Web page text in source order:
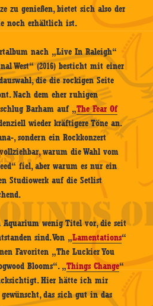
zu genießen, bietet sich also der
noch erhältlich ist.
nach „Live In Raleigh“
West“ (2016) besticht mit einer
die die rockigen Seite
Nach dem eher ruhigen
schlug Barham auf „The Fear Of
wieder kräftigere Töne an.
, sondern ein Rockkonzert
warum die Wahl vom
fiel, aber warum es nur ein
Studiowerk auf die Setlist
Aquarium wenig Titel vor, die seit
sind. Von „Lamentations“
Favoriten „The Luckier You
Blooms“. „Things Change“
Hier hätte ich mir
das sich gut in das